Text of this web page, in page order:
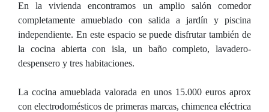
En la vivienda encontramos un amplio salón comedor
completamente amueblado con salida a jardín y piscina
independiente. En este espacio se puede disfrutar también de
la cocina abierta con isla, un baño completo, lavadero-
despensero y tres habitaciones.
La cocina amueblada valorada en unos 15.000 euros aprox
con electrodomésticos de primeras marcas, chimenea eléctrica